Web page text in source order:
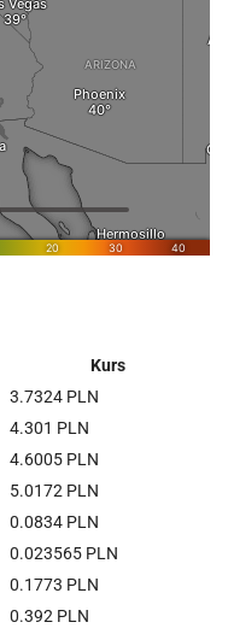
Kurs
3.7324 PLN
4.301 PLN
4.6005 PLN
5.0172 PLN
0.0834 PLN
0.023565 PLN
0.1773 PLN
0.392 PLN